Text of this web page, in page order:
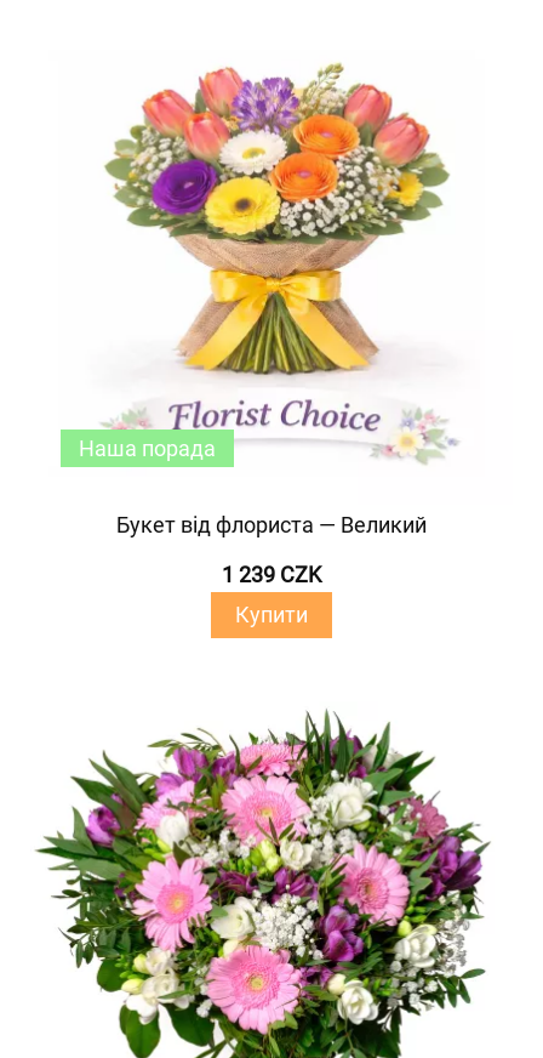
Букет від флориста — Великий
1 239 CZK
Купити
Наша порада